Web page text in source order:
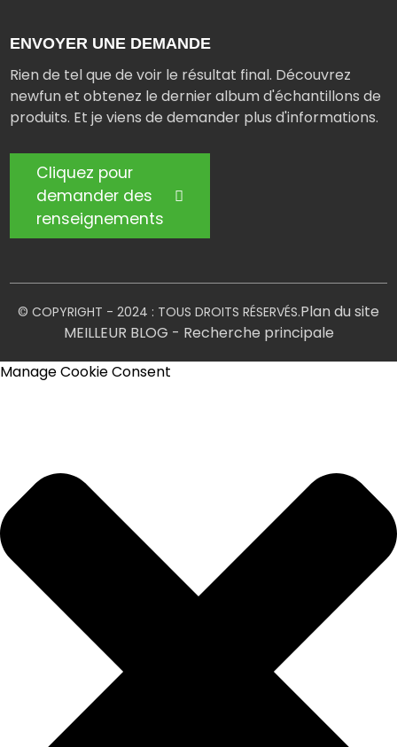
ENVOYER UNE DEMANDE
Rien de tel que de voir le résultat final. Découvrez
newfun et obtenez le dernier album d'échantillons de
produits. Et je viens de demander plus d'informations.
Cliquez pour
demander des
renseignements
© COPYRIGHT - 2024 : TOUS DROITS RÉSERVÉS.Plan du site
MEILLEUR BLOG - Recherche principale
Manage Cookie Consent